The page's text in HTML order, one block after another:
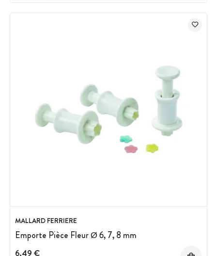
MALLARD FERRIERE
Emporte Pièce Fleur Ø 6, 7, 8 mm
6,49 €